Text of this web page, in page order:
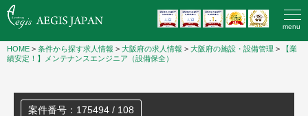
menu
HOME > 条件から探す求人情報 > 大阪府の求人情報 > 大阪府の施設・設備管理 >
【業
績安定！】メンテナンスエンジニア（設備保全）
案件番号：175494 / 108